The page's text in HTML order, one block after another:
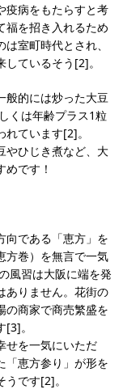
疫病をもたらすと考
福を招き入れるため
室町時代とされ、
ているそう[2]。
般的には炒った大豆
くは年齢プラス1粒
ています[2]。
やひじき煮など、大
です！
向である「恵方」を
方巻）を無言で一気
風習は大阪に端を発
ありません。花街の
の商家で商売繁盛を
。
せを一気にいただ
「恵方参り」が形を
です[2]。